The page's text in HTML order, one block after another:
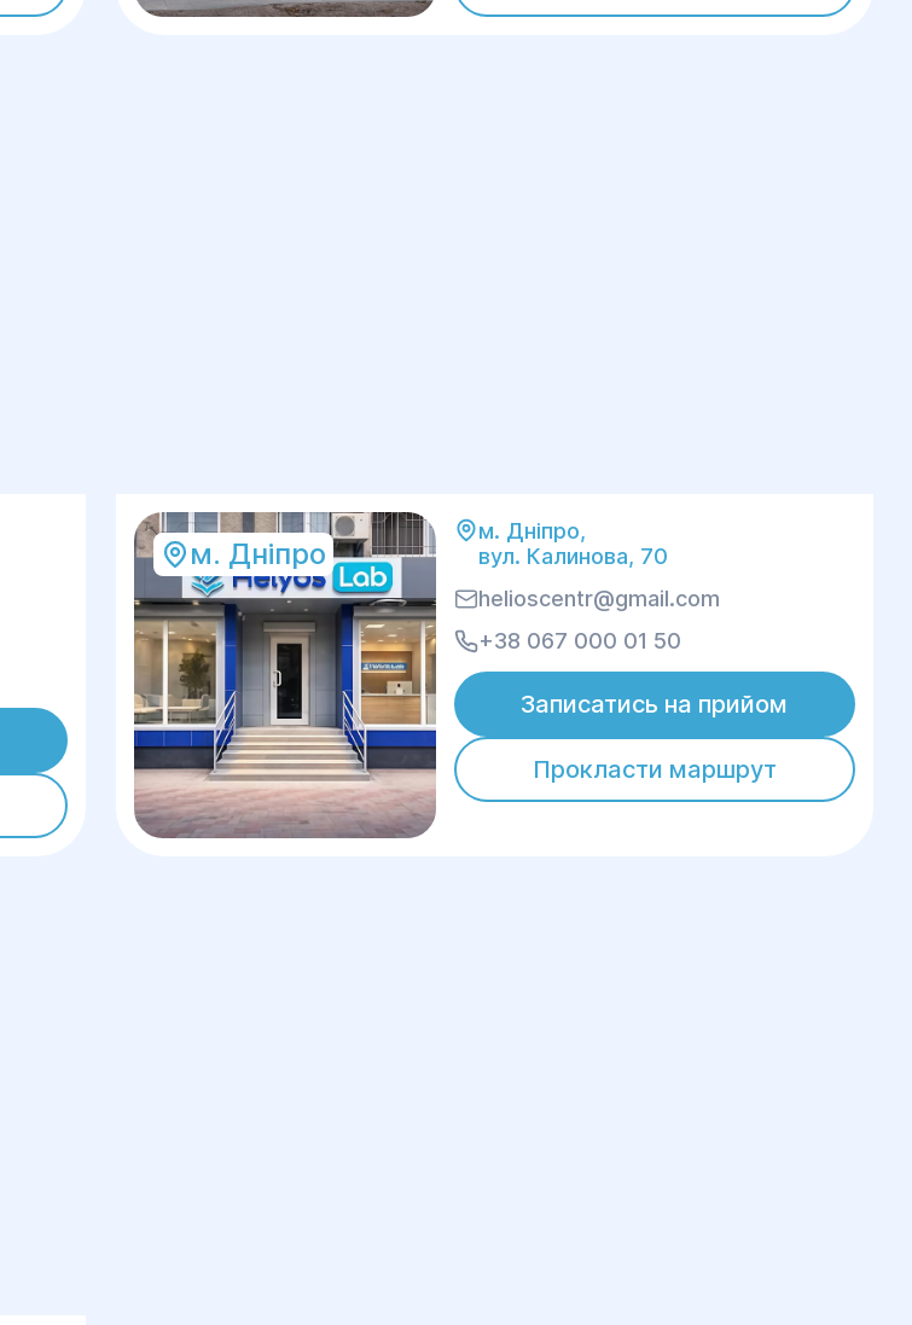
м. Дніпро
м. Дніпро,
вул. Калинова, 70
helioscentr@gmail.com
+38 067 000 01 50
Записатись на прийом
Прокласти маршрут